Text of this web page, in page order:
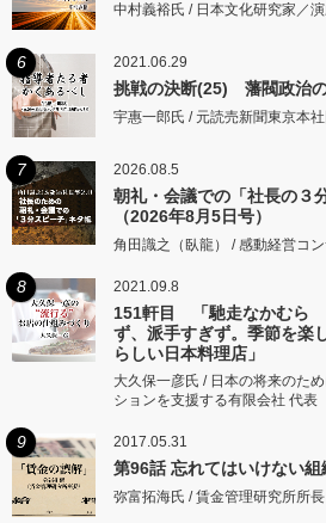
中村義裕氏 / 日本文化研究家／
6 2021.06.29
挑戦の決断(25) 藩閥政治
宇惠一郎氏 / 元読売新聞東京本
7 2026.08.5
朝礼・会議での「社長の３
（2026年8月5日号）
角田識之（臥龍） / 感動経営コ
8 2021.09.8
151軒目 「馳走なかむら
ず、派手すぎず。季節を楽
らしい日本料理店」
大久保一彦氏 / 日本の将来のた
ションを支援する有限会社 代表
9 2017.05.31
第96話 忘れてはいけない組
弥富拓海氏 / 賃金管理研究所所長